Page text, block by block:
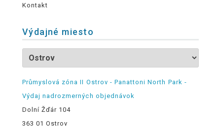
Kontakt
Výdajné miesto
Průmyslová zóna II Ostrov - Panattoni North Park -
Výdaj nadrozmerných objednávok
Dolní Žďár 104
363 01 Ostrov